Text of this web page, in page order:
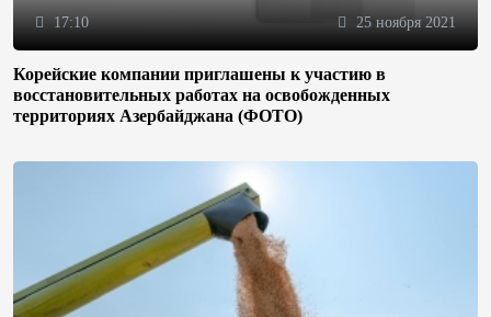
17:10 25 ноября 2021
Корейские компании приглашены к участию в
восстановительных работах на освобожденных
территориях Азербайджана (ФОТО)